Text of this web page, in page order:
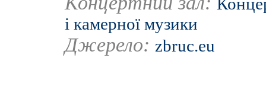
і камерної музики
Джерело: zbruc.eu